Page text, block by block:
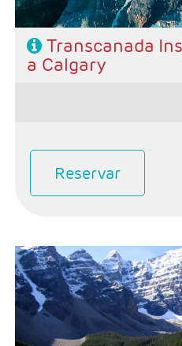
Transcanada
a Calgary
Reservar
- Salidas: Domingos
- Ruta: 1 noche Calgary, 2
1 nocheKamloops y 2
- Categoría hotelera: Primera
-Rñegimen: Desayunos y 1